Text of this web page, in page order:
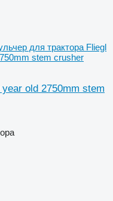
для трактора Fliegl
stem crusher
old 2750mm stem